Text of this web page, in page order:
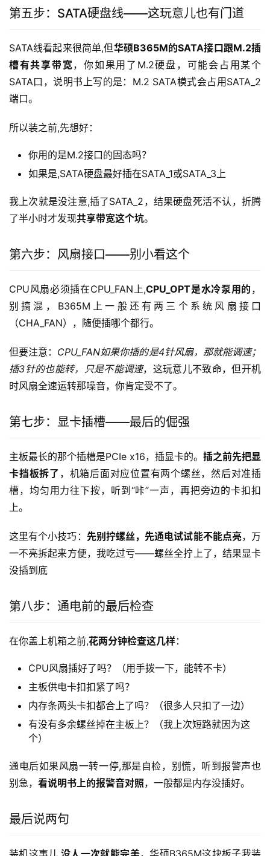
第五步：SATA硬盘线——这玩意儿也有门道
SATA线看起来很简单,但华硕B365M的SATA接口跟M.2插
槽有共享带宽，你如果用了M.2硬盘，可能会占用某个
SATA口，说明书上写的是：M.2 SATA模式会占用SATA_2
端口。
所以装之前,先想好：
你用的是M.2接口的固态吗？
如果是,SATA硬盘最好插在SATA_1或SATA_3上
我上次就是没注意,插了SATA_2，结果硬盘死活不认，折腾
了半小时才发现共享带宽这个坑。
第六步：风扇接口——别小看这个
CPU风扇必须插在CPU_FAN上,CPU_OPT是水冷泵用的，
别搞混，B365M上一般还有两三个系统风扇接口
（CHA_FAN），随便插哪个都行。
但要注意： CPU_FAN如果你插的是4针风扇，那就能调速；
插3针的也能转，只是不能调速，这玩意儿不致命，但开机
时风扇全速运转那噪音，你肯定受不了。
第七步：显卡插槽——最后的倔强
主板最长的那个插槽是PCIe x16，插显卡的。 插之前先把显
卡挡板拆了 ，机箱后面对应位置有两个螺丝，然后对准插
槽，均匀用力往下按，听到“咔”一声，再把旁边的卡扣扣
上。
这里有个小技巧： 先别拧螺丝，先通电试试能不能点亮，万
一不亮拆起来方便，我吃过亏——螺丝全拧上了，结果显卡
没插到底
第八步：通电前的最后检查
在你盖上机箱之前,花两分钟检查这几样：
CPU风扇插好了吗？（用手拨一下，能转不卡）
主板供电卡扣扣紧了吗？
内存条两头卡扣都合上了吗？（很多人只扣了一边）
有没有多余螺丝掉在主板上？（我上次短路就因为这
个）
通电后如果风扇一转一停,那是自检，别慌，听到报警声也
别急， 看说明书上的报警音对照，一般都是内存没插好。
最后说两句
装机这事儿, 没人一次就能完美，华硕B365M这块板子我装